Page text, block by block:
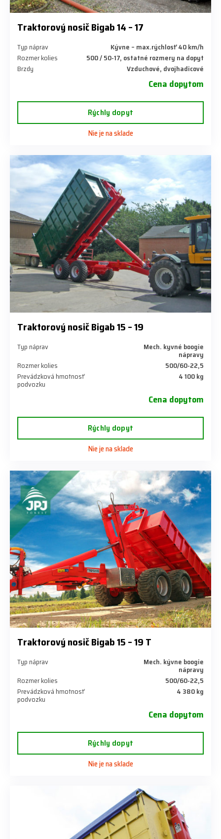
Traktorový nosič Bigab 14 – 17
Typ náprav
Kývne – max.rýchlosť 40 km/h
Rozmer kolies
500 / 50-17, ostatné rozmery na dopyt
Brzdy
Vzduchové, dvojhadicové
Cena dopytom
Rýchly dopyt
Nie je na sklade
Traktorový nosič Bigab 15 – 19
Typ náprav Mech. kyvné boogie
nápravy
Rozmer kolies
500/60-22,5
Prevádzková hmotnosť
podvozku
4 100 kg
Cena dopytom
Rýchly dopyt
Nie je na sklade
Traktorový nosič Bigab 15 – 19 T
Typ náprav Mech. kývne boogie
nápravy
Rozmer kolies
500/60-22,5
Prevádzková hmotnosť
podvozku
4 380 kg
Cena dopytom
Rýchly dopyt
Nie je na sklade